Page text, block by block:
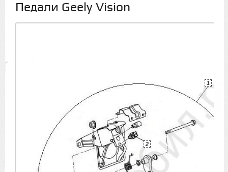
Педали Geely Vision
1
2